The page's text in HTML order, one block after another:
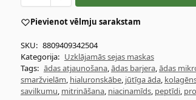
Pievienot vēlmju sarakstam
SKU: 8809409342504
Kategorija: Uzklājamās sejas maskas
Tags: ādas atjaunošana,ādas barjera,ādas
smaržvielām, hialuronskābe, jūtīga āda,
savilkumu, mitrināšana, niacinamīds, peptīdi,